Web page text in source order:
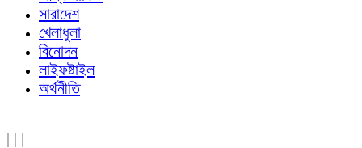
সারাদেশ
খেলাধুলা
বিনোদন
লাইফষ্টাইল
অর্থনীতি
| | |